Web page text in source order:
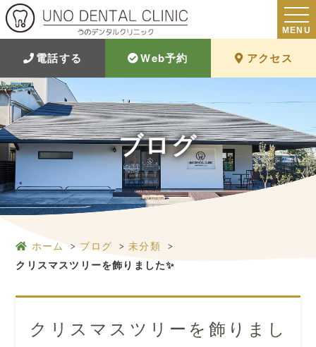
MENU
電話する Web予約 アクセス
ブログ
ホーム ブログ
未分類
クリスマスツリーを飾りました✨
クリスマスツリーを飾りまし